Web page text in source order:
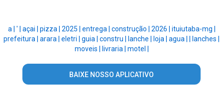
a | ' | açai | pizza | 2025 | entrega | construção | 2026 | ituiutaba-mg |
prefeitura | arara | eletri | guia | constru | lanche | loja | agua |
lanches |
moveis |
livraria | motel |
BAIXE NOSSO APLICATIVO